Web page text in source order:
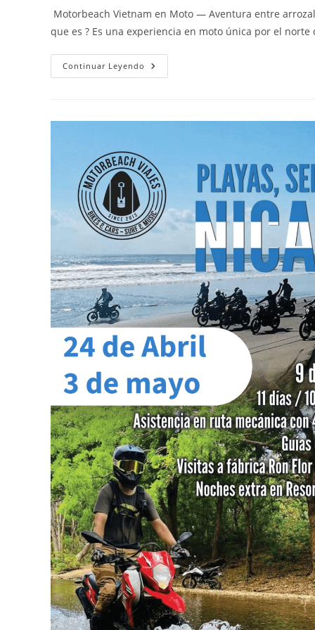
entrada:
la
entrada:
entrada:
Motorbeach Vietnam en Moto — Aventura entre
que es ? Es una experiencia en moto única por el norte
Continuar Leyendo Motorbeach
Vietnam
?